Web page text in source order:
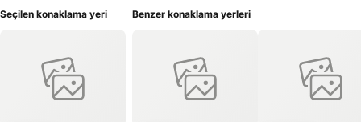
internet erişimi mevcuttur. Otelde rahatlamak ve yorgunluğu
pencereler izolasyona sahiptir. Rahat bir şekilde televizyon izlemek
ve dinlenmek için odalara oturma gurubu konulmuştur. Otelin
içerisinde farklı amaçlara yönelik olarak dekore edilmiş ve teknik
Seçilen konaklama yeri Benzer konaklama yerleri